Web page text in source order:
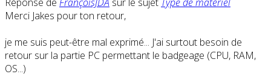
Merci Jakes pour ton retour,
je me suis peut-être mal exprimé... J'ai surtout besoin de
retour sur la partie PC permettant le badgeage (CPU, RAM,
OS...)